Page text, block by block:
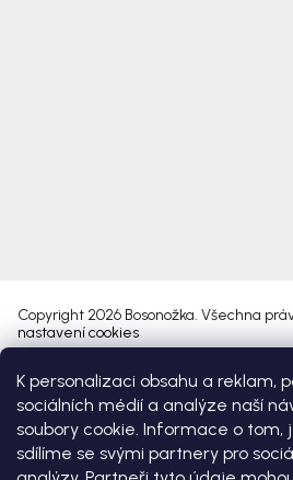
K personalizaci obsahu a reklam,
sociálních médií a analýze naší
soubory cookie. Informace o tom,
sdílíme se svými partnery pro
Vytvořil Shoptet Premium
Copyright 2026 Bosonožka. Všechna
nastavení cookies